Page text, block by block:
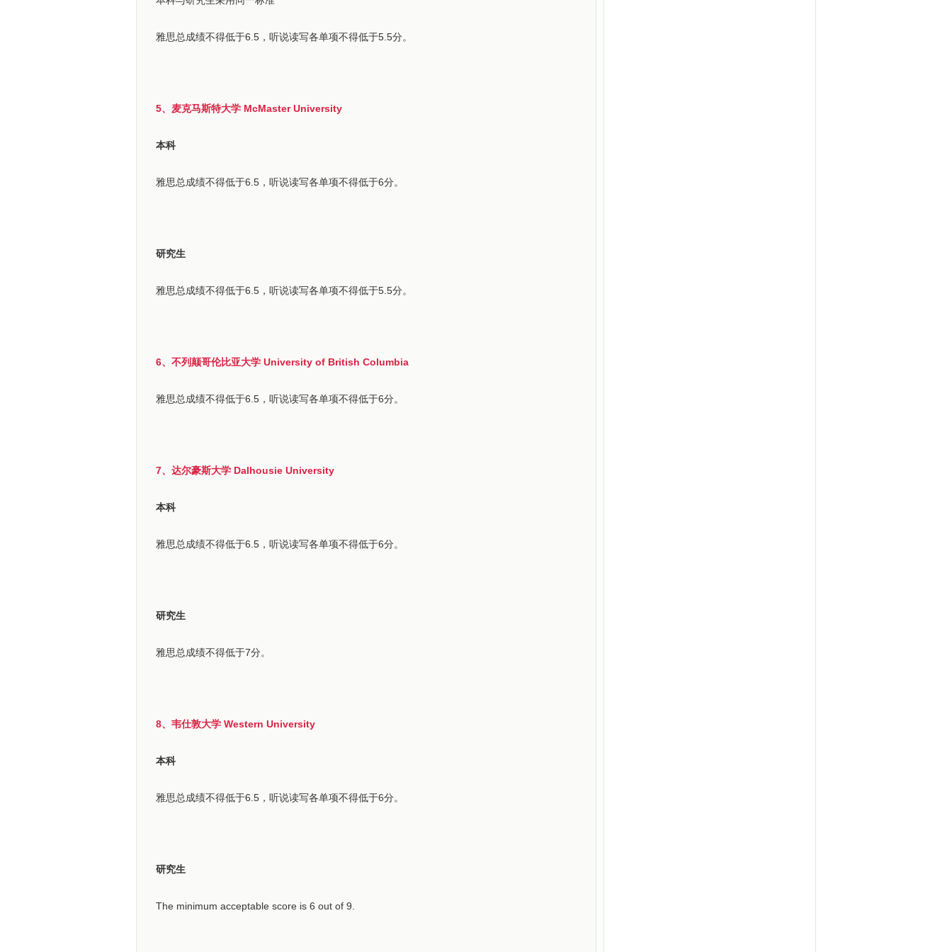
雅思总成绩不得低于6.5，听说读写各单项不得低于5.5分。
5、麦克马斯特大学 McMaster University
本科
雅思总成绩不得低于6.5，听说读写各单项不得低于6分。
研究生
雅思总成绩不得低于6.5，听说读写各单项不得低于5.5分。
6、不列颠哥伦比亚大学 University of British Columbia
雅思总成绩不得低于6.5，听说读写各单项不得低于6分。
7、达尔豪斯大学 Dalhousie University
本科
雅思总成绩不得低于6.5，听说读写各单项不得低于6分。
研究生
雅思总成绩不得低于7分。
8、韦仕敦大学 Western University
本科
雅思总成绩不得低于6.5，听说读写各单项不得低于6分。
研究生
The minimum acceptable score is 6 out of 9.